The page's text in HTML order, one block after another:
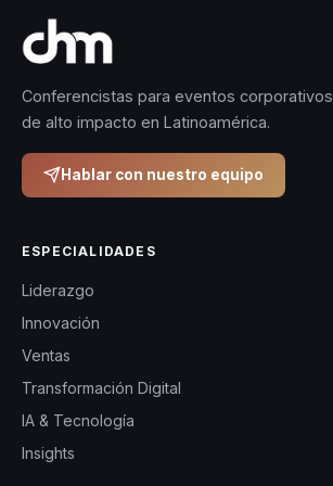
Conferencistas para eventos corporativos
de alto impacto en Latinoamérica.
Hablar con nuestro equipo
ESPECIALIDADES
Liderazgo
Innovación
Ventas
Transformación Digital
IA & Tecnología
Insights